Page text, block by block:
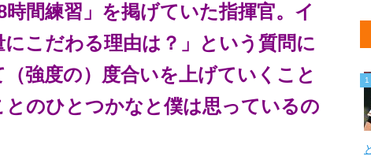
間練習」を掲げていた指揮官。イ
こだわる理由は？」という質問に
強度の）度合いを上げていくこと
のひとつかなと僕は思っているの